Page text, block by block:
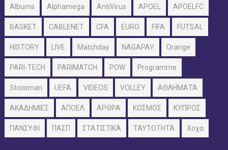
Albums Alphamega AntiVirus APOEL APOELFC
BASKET CABLENET CFA EURO FIFA FUTSAL
HISTORY LIVE Matchday NAGAPAY Orange
PARI-TECH PARIMATCH POW Programme
Stoiximan UEFA VIDEOS VOLLEY ΑΘΛΗΜΑΤΑ
ΑΚΑΔΗΜΙΕΣ ΑΠΟΕΛ ΑΡΘΡΑ ΚΟΣΜΟΣ ΚΥΠΡΟΣ
ΠΑΝΣΥΦΙ ΠΑΣΠ ΣΤΑΤΙΣΤΙΚΑ ΤΑΥΤΟΤΗΤΑ Χοχα